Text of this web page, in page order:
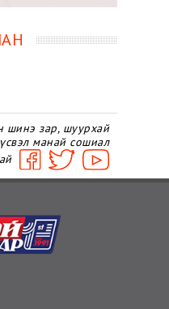
шинэ зар, шуурхай
манай сошиал